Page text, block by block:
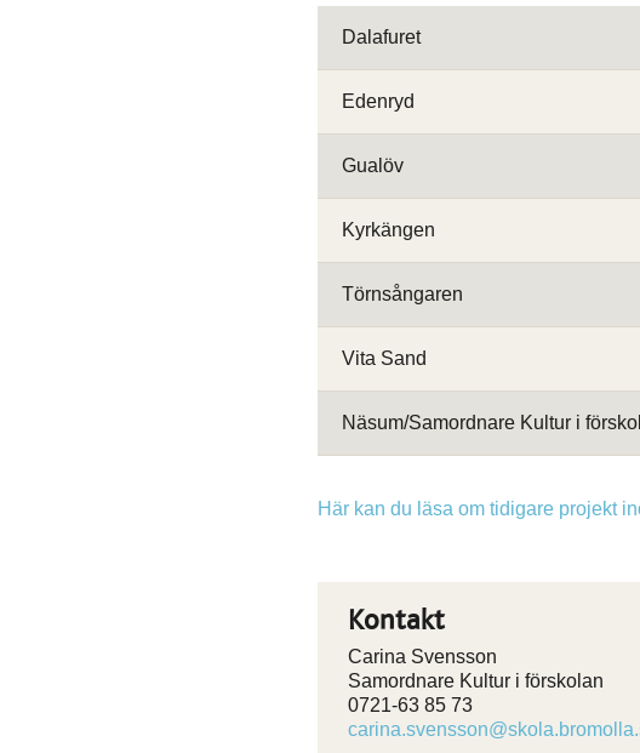
Dalafuret
Edenryd
Gualöv
Kyrkängen
Törnsångaren
Vita Sand
Näsum/Samordnare Kultur i
Här kan du läsa om tidigare projekt
Kontakt
Carina Svensson
Samordnare Kultur i förskolan
0721-63 85 73